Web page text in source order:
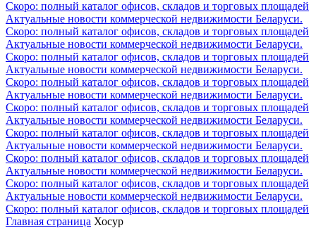
Скоро: полный каталог офисов, складов и торговых площадей
Актуальные новости коммерческой недвижимости Беларуси.
Скоро: полный каталог офисов, складов и торговых площадей
Актуальные новости коммерческой недвижимости Беларуси.
Скоро: полный каталог офисов, складов и торговых площадей
Актуальные новости коммерческой недвижимости Беларуси.
Скоро: полный каталог офисов, складов и торговых площадей
Актуальные новости коммерческой недвижимости Беларуси.
Скоро: полный каталог офисов, складов и торговых площадей
Актуальные новости коммерческой недвижимости Беларуси.
Скоро: полный каталог офисов, складов и торговых площадей
Актуальные новости коммерческой недвижимости Беларуси.
Скоро: полный каталог офисов, складов и торговых площадей
Актуальные новости коммерческой недвижимости Беларуси.
Скоро: полный каталог офисов, складов и торговых площадей
Актуальные новости коммерческой недвижимости Беларуси.
Скоро: полный каталог офисов, складов и торговых площадей
Главная страница Хосур